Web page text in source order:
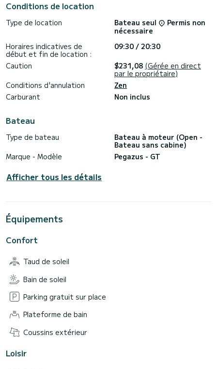
Conditions de location
Type de location Bateau seul
Permis non
nécessaire
Horaires indicatives de
début et fin de location :
09:30 / 20:30
Caution
$231,08 (Gérée en direct
par le propriétaire)
Conditions d'annulation
Zen
Carburant
Non inclus
Bateau
Type de bateau
Bateau à moteur (Open -
Bateau sans cabine)
Marque - Modèle
Pegazus - GT
Afficher tous les détails
Équipements
Confort
Taud de soleil
Bain de soleil
Parking gratuit sur place
Plateforme de bain
Coussins extérieur
Loisir